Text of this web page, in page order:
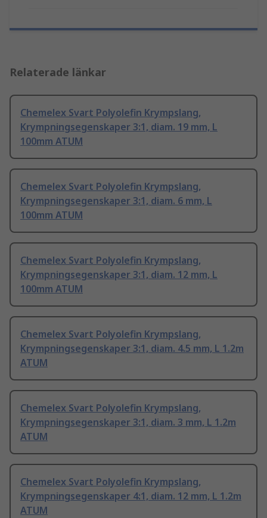
Relaterade länkar
Chemelex Svart Polyolefin Krympslang,
Krympningsegenskaper 3:1, diam. 19 mm, L
100mm ATUM
Chemelex Svart Polyolefin Krympslang,
Krympningsegenskaper 3:1, diam. 6 mm, L
100mm ATUM
Chemelex Svart Polyolefin Krympslang,
Krympningsegenskaper 3:1, diam. 12 mm, L
100mm ATUM
Chemelex Svart Polyolefin Krympslang,
Krympningsegenskaper 3:1, diam. 4.5 mm, L 1.2m
ATUM
Chemelex Svart Polyolefin Krympslang,
Krympningsegenskaper 3:1, diam. 3 mm, L 1.2m
ATUM
Chemelex Svart Polyolefin Krympslang,
Krympningsegenskaper 4:1, diam. 12 mm, L 1.2m
ATUM